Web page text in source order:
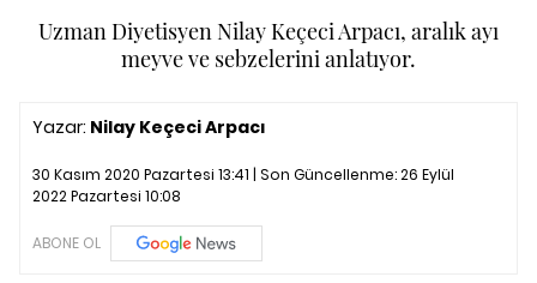
Uzman Diyetisyen Nilay Keçeci Arpacı, aralık ayı
meyve ve sebzelerini anlatıyor.
Yazar: Nilay Keçeci Arpacı
30 Kasım 2020 Pazartesi 13:41 | Son Güncellenme:26 Eylül
2022 Pazartesi 10:08
ABONE OL